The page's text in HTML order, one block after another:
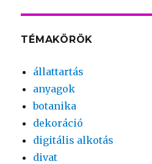
TÉMAKÖRÖK
állattartás
anyagok
botanika
dekoráció
digitális alkotás
divat